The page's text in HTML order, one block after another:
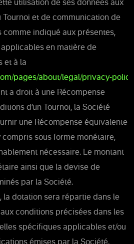
utilisation de ses données aux
Tournoi et de communication de
comme indiqué aux présentes,
en matière de
et à la
pages/about/legal/privacy-
a droit à une Récompense
d’un Tournoi, la Société
une Récompense équivalente
compris sous forme monétaire,
nécessaire. Le montant
ainsi que la devise de
par la Société.
la dotation sera répartie dans le
conditions précisées dans les
spécifiques applicables et/ou